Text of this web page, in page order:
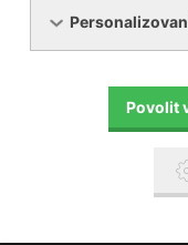
DIČ: CZ00390780
datová schránka:
Odkazy
Povolit